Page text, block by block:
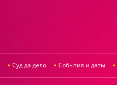
Суд да дело События и даты